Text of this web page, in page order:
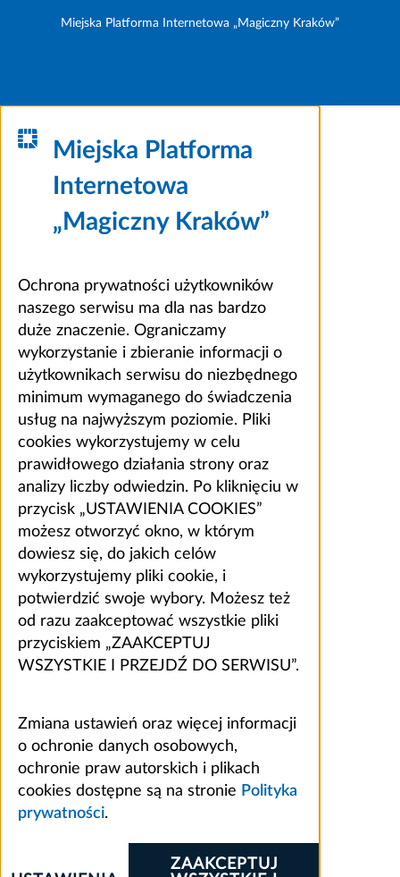
Miejska Platforma Internetowa „Magiczny Kraków”
Miejska Platforma
Internetowa
„Magiczny Kraków”
Ochrona prywatności użytkowników
naszego serwisu ma dla nas bardzo
duże znaczenie. Ograniczamy
wykorzystanie i zbieranie informacji o
użytkownikach serwisu do niezbędnego
minimum wymaganego do świadczenia
usług na najwyższym poziomie. Pliki
cookies wykorzystujemy w celu
prawidłowego działania strony oraz
analizy liczby odwiedzin. Po kliknięciu w
przycisk „USTAWIENIA COOKIES”
możesz otworzyć okno, w którym
dowiesz się, do jakich celów
wykorzystujemy pliki cookie, i
potwierdzić swoje wybory. Możesz też
od razu zaakceptować wszystkie pliki
przyciskiem „ZAAKCEPTUJ
WSZYSTKIE I PRZEJDŹ DO SERWISU”.
Zmiana ustawień oraz więcej informacji
o ochronie danych osobowych,
ochronie praw autorskich i plikach
cookies dostępne są na stronie Polityka
prywatności.
ZAAKCEPTUJ